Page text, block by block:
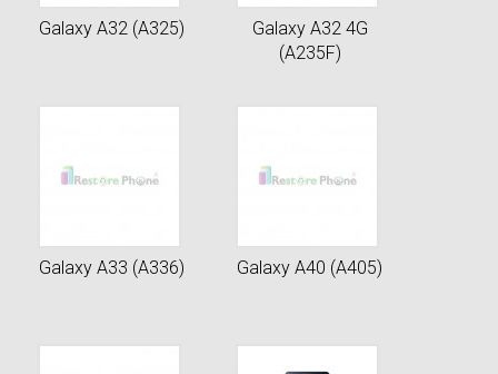
Galaxy A32 (A325)
Galaxy A32 4G
(A235F)
Galaxy A33 (A336) Galaxy A40 (A405)